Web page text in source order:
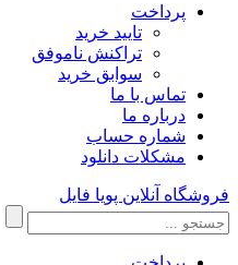
پرداخت
تایید خرید
تراکنش ناموفق
سوابق خرید
تماس با ما
درباره ما
شماره حساب
مشکلات دانلود
فروشگاه آنلاین پویا فایل